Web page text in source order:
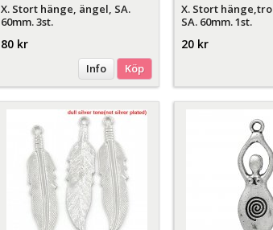
X. Stort hänge, ängel, SA.
60mm. 3st.
80 kr
Info Köp
X. Stort
SA. 60mm. 1st.
20 kr